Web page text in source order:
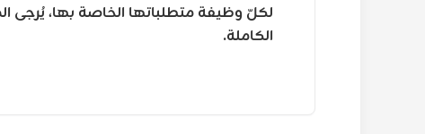
لكلّ وظيفة متطلباتها الخاصة بها، يُرجى
الكاملة.